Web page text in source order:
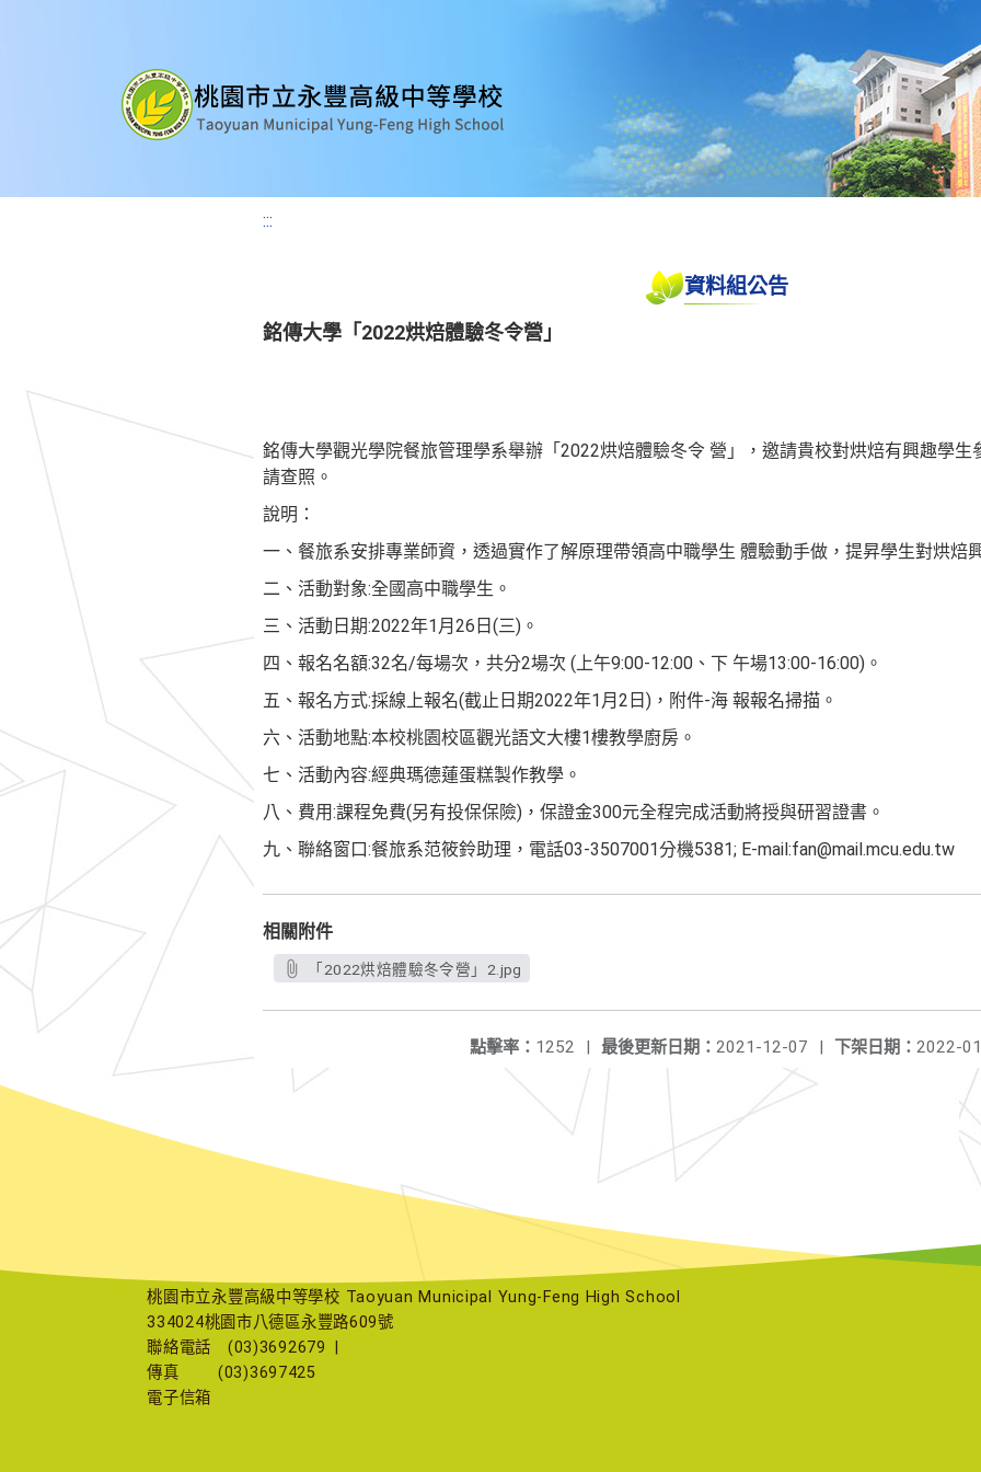
:::
資料組公告
銘傳大學「2022烘焙體驗冬令營」
銘傳大學觀光學院餐旅管理學系舉辦「2022烘焙體驗冬令 營」，邀請貴校對烘焙有興趣學生
請查照。
說明：
一、餐旅系安排專業師資，透過實作了解原理帶領高中職學生 體驗動手做，提昇學生對烘
二、活動對象:全國高中職學生。
三、活動日期:2022年1月26日(三)。
四、報名名額:32名/每場次，共分2場次 (上午9:00-12:00、下 午場13:00-16:00)。
五、報名方式:採線上報名(截止日期2022年1月2日)，附件-海 報報名掃描。
六、活動地點:本校桃園校區觀光語文大樓1樓教學廚房。
七、活動內容:經典瑪德蓮蛋糕製作教學。
八、費用:課程免費(另有投保保險)，保證金300元全程完成活動將授與研習證書。
九、聯絡窗口:餐旅系范筱鈴助理，電話03-3507001分機5381; E-mail:fan@mail.mcu.edu.tw
相關附件
「2022烘焙體驗冬令營」2.jpg
下架日期： 2022-
最後更新日期： 2021-12-07 |
點擊率： 1252 |
桃園市立永豐高級中等學校 Taoyuan Municipal Yung-Feng High School
334024桃園市八德區永豐路609號
聯絡電話
(03)3692679
傳真
(03)3697425
電子信箱